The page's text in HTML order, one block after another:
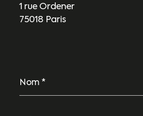
1 rue Ordener
75018 Paris
*